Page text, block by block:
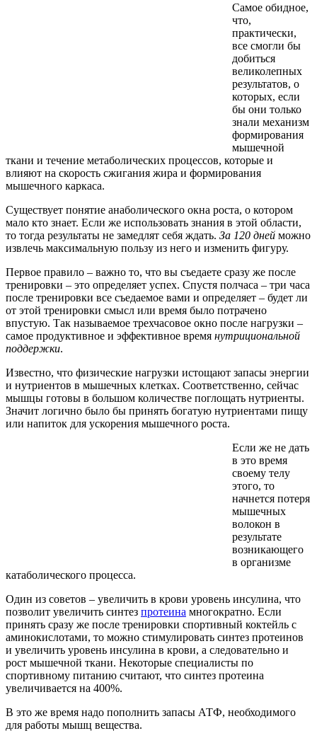
Самое обидное,
что,
практически,
все смогли бы
добиться
великолепных
результатов, о
которых, если
бы они только
знали механизм
формирования
мышечной
ткани и течение метаболических процессов, которые и
влияют на скорость сжигания жира и формирования
мышечного каркаса.
Существует понятие анаболического окна роста, о котором
мало кто знает. Если же использовать знания в этой области,
то тогда результаты не замедлят себя ждать. За 120 дней можно
извлечь максимальную пользу из него и изменить фигуру.
Первое правило – важно то, что вы съедаете сразу же после
тренировки – это определяет успех. Спустя полчаса – три часа
после тренировки все съедаемое вами и определяет – будет ли
от этой тренировки смысл или время было потрачено
впустую. Так называемое трехчасовое окно после нагрузки –
самое продуктивное и эффективное время нутрициональной
поддержки.
Известно, что физические нагрузки истощают запасы энергии
и нутриентов в мышечных клетках. Соответственно, сейчас
мышцы готовы в большом количестве поглощать нутриенты.
Значит логично было бы принять богатую нутриентами пищу
или напиток для ускорения мышечного роста.
Если же не дать
в это время
своему телу
этого, то
начнется потеря
мышечных
волокон в
результате
возникающего
в организме
катаболического процесса.
Один из советов – увеличить в крови уровень инсулина, что
позволит увеличить синтез протеина многократно. Если
принять сразу же после тренировки спортивный коктейль с
аминокислотами, то можно стимулировать синтез протеинов
и увеличить уровень инсулина в крови, а следовательно и
рост мышечной ткани. Некоторые специалисты по
спортивному питанию считают, что синтез протеина
увеличивается на 400%.
В это же время надо пополнить запасы АТФ, необходимого
для работы мышц вещества.